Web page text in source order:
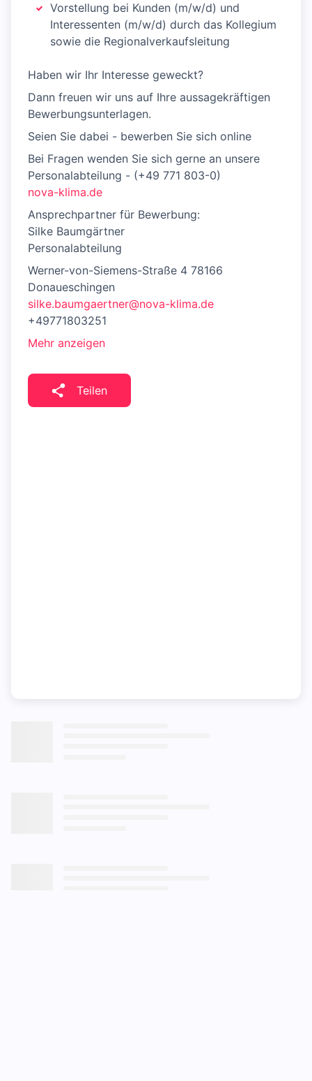
Vorstellung bei Kunden (m/w/d) und
Interessenten (m/w/d) durch das Kollegium
sowie die Regionalverkaufsleitung
Haben wir Ihr Interesse geweckt?
Dann freuen wir uns auf Ihre aussagekräftigen
Bewerbungsunterlagen.
Seien Sie dabei - bewerben Sie sich online
Bei Fragen wenden Sie sich gerne an unsere
Personalabteilung - (+49 771 803-0)
nova-klima.de
Ansprechpartner für Bewerbung:
Silke Baumgärtner
Personalabteilung
Werner-von-Siemens-Straße 4 78166
Donaueschingen
silke.baumgaertner@nova-klima.de
+49771803251
Mehr anzeigen
Teilen